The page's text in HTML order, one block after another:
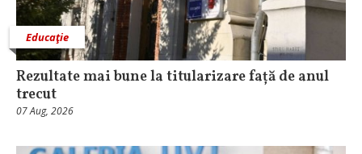
Educaţie
Rezultate mai bune la titularizare față de anul
trecut
07 Aug, 2026